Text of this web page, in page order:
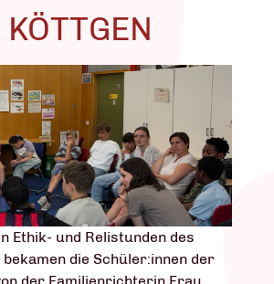
Ethik- und Relistunden des
die Schüler:innen der